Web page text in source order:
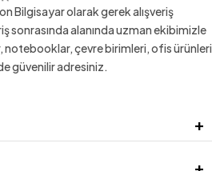
Bilgisayar olarak gerek alışveriş
sonrasında alanında uzman ekibimizle
notebooklar, çevre birimleri, ofis ürünleri
güvenilir adresiniz.